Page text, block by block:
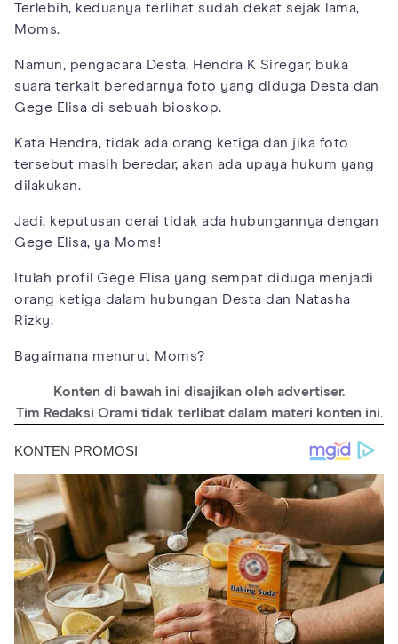
Terlebih, keduanya terlihat sudah dekat sejak lama,
Moms.
Namun, pengacara Desta, Hendra K Siregar, buka
suara terkait beredarnya foto yang diduga Desta dan
Gege Elisa di sebuah bioskop.
Kata Hendra, tidak ada orang ketiga dan jika foto
tersebut masih beredar, akan ada upaya hukum yang
dilakukan.
Jadi, keputusan cerai tidak ada hubungannya dengan
Gege Elisa, ya Moms!
Itulah profil Gege Elisa yang sempat diduga menjadi
orang ketiga dalam hubungan Desta dan Natasha
Rizky.
Bagaimana menurut Moms?
Konten di bawah ini disajikan oleh advertiser.
Tim Redaksi Orami tidak terlibat dalam materi konten ini.